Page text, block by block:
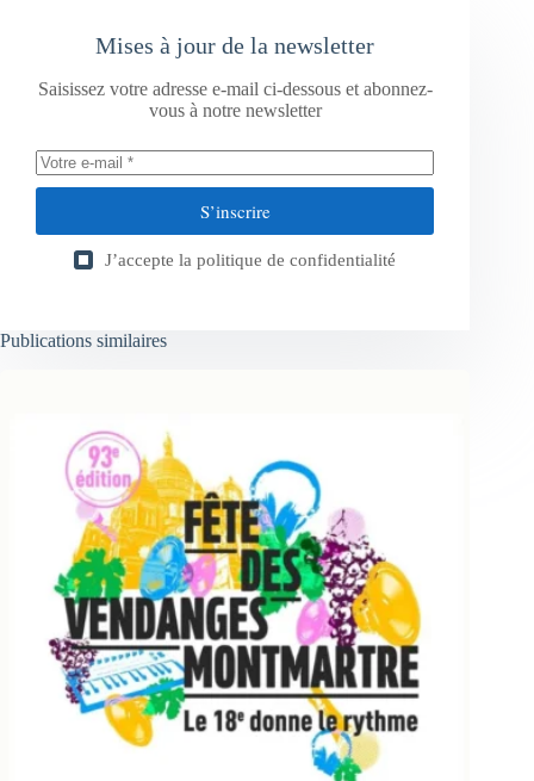
Mises à jour de la newsletter
Saisissez votre adresse e-mail ci-dessous et abonnez-
vous à notre newsletter
S’inscrire
J’accepte la politique de confidentialité
Publications similaires